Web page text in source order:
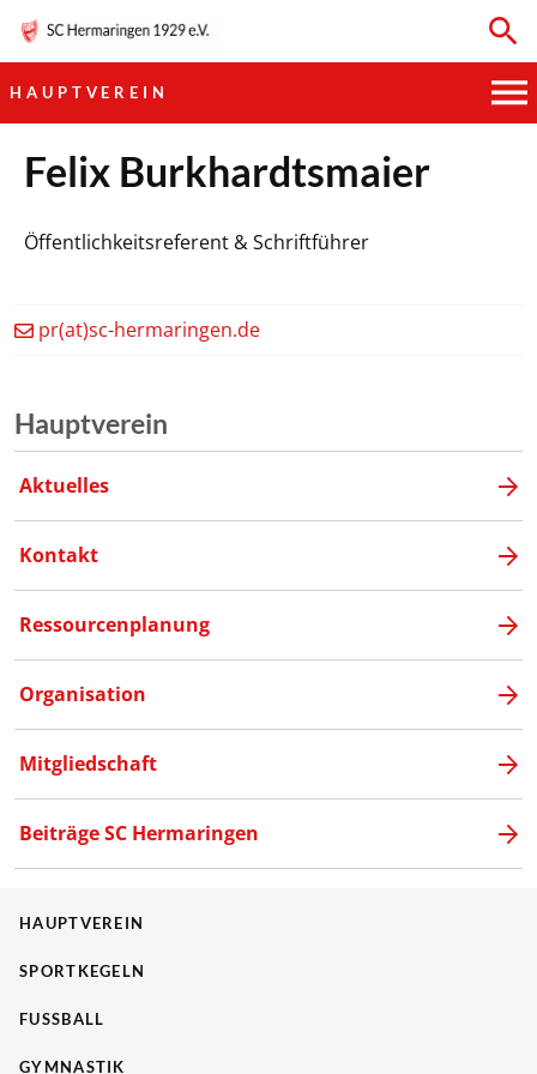
HAUPTVEREIN
HAUPTVEREIN
GYMNASTIK
Felix Burkhardtsmaier
Öffentlichkeitsreferent & Schriftführer
pr(at)sc-hermaringen.de
Hauptverein
Aktuelles
Kontakt
Ressourcenplanung
Organisation
Mitgliedschaft
Beiträge SC Hermaringen
HAUPTVEREIN
SPORTKEGELN
FUSSBALL
GYMNASTIK